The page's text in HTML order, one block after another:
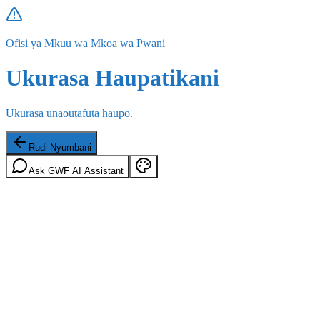
Ofisi ya Mkuu wa Mkoa wa Pwani
Ukurasa Haupatikani
Ukurasa unaoutafuta haupo.
Rudi Nyumbani
Ask GWF AI Assistant